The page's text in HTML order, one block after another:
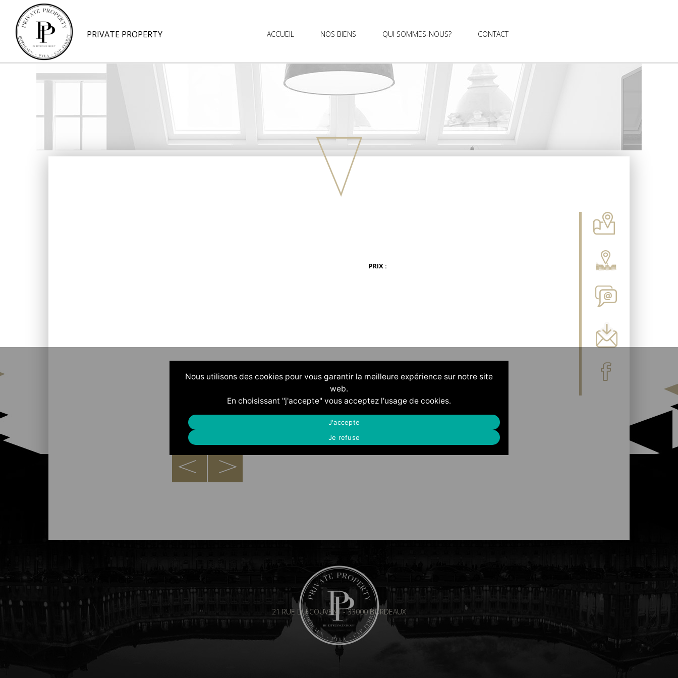
PRIVATE PROPERTY ACCUEIL NOS BIENS QUI SOMMES-NOUS? CONTACT
PRIX :
21 RUE DU COUVENT - 33000 BORDEAUX
Nous utilisons des cookies pour vous garantir la meilleure expérience sur notre site
web.
En choisissant "j'accepte" vous acceptez l'usage de cookies.
J'accepte
Je refuse